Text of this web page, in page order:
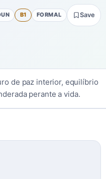
B1 FORMAL Save
de paz interior, equilíbrio
perante a vida.